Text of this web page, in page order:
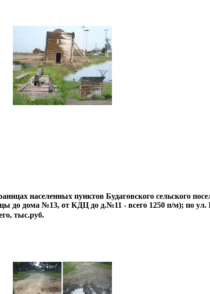
населенных пунктов Будаговского сельского
до дома №13, от КДЦ до д.№11 - всего 1250 п/м); по
тыс.руб.